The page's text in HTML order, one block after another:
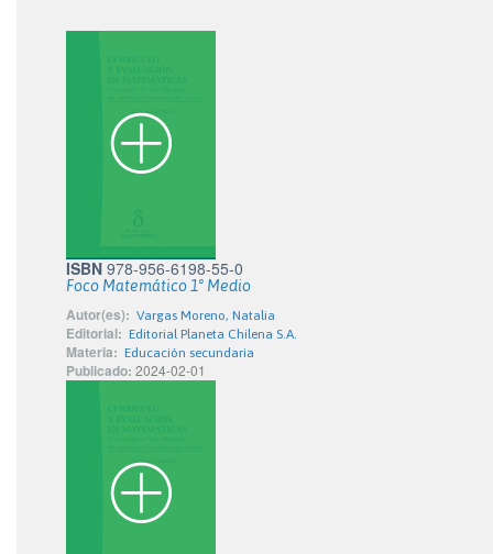
ISBN 978-956-6198-55-0
Foco Matemático 1° Medio
Autor(es): Vargas Moreno, Natalia
Editorial: Editorial Planeta Chilena S.A.
Materia: Educación secundaria
Publicado: 2024-02-01